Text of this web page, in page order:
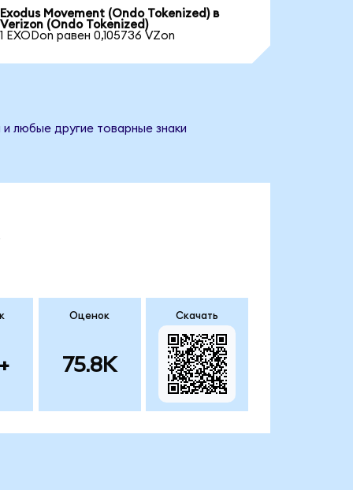
Exodus Movement (Ondo Tokenized) в
Verizon (Ondo Tokenized)
1 EXODon равен 0,105736 VZon
любые другие товарные знаки
Оценок
75.8K
Скачать